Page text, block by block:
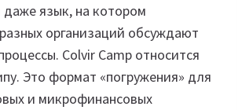
язык, на котором
организаций обсуждают
Colvir Camp относится
Это формат «погружения» для
и микрофинансовых